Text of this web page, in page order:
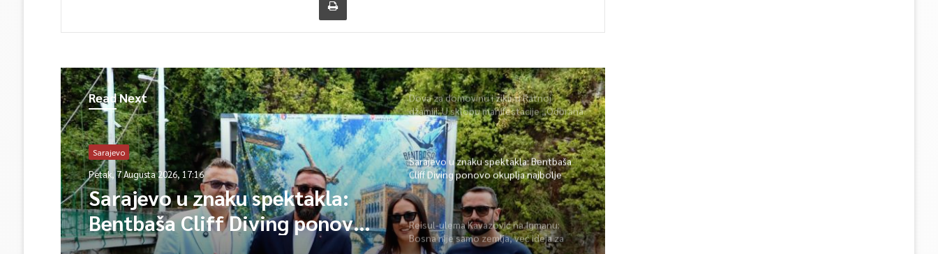
Read Next
Sarajevo
Petak, 7 Augusta 2026, 17:16
Sarajevo u znaku spektakla:
Bentbaša Cliff Diving ponovo
okuplja najbolje skakače i
Dova za domovinu i zikir u Ratnoj
džamiji: U sklopu manifestacije „Odbrana
BiH – Igman 2026“ odana počast
herojima
Sarajevo u znaku spektakla: Bentbaša
Cliff Diving ponovo okuplja najbolje
skakače i vrhunsku zabavu
Reisul-ulema Kavazović na Igmanu:
Bosna nije samo zemlja, već ideja za
koju se živi